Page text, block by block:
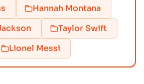
Hannah Montana
Taylor Swift
Lionel Messi